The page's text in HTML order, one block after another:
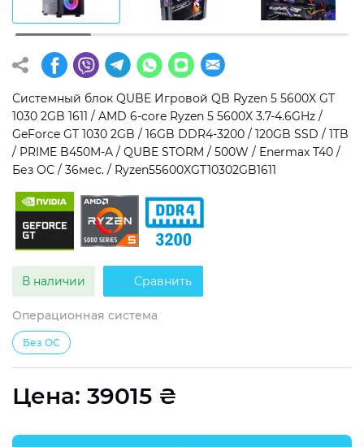
Операционная система
Windows 11 Home
Windows 11 Pro
Без ОС
Тип накопителя
SSD
HDD
SSD + HDD
Дополнительно
RGB-подсветка
Разблокированный множитель CPU
Сверхбыстрый M.2 SSD NVME
Системный блок QUBE Игровой QB Ryzen 5 5600X GT
1030 2GB 1611 / AMD 6-core Ryzen 5 5600X 3.7-4.6GHz /
GeForce GT 1030 2GB / 16GB DDR4-3200 / 120GB SSD / 1TB
/ PRIME B450M-A / QUBE STORM / 500W / Enermax T40 /
Без ОС / 36мес. / Ryzen55600XGT10302GB1611
В наличии Сравнить
Операционная система
Без ОС
Цена: 39015 ₴